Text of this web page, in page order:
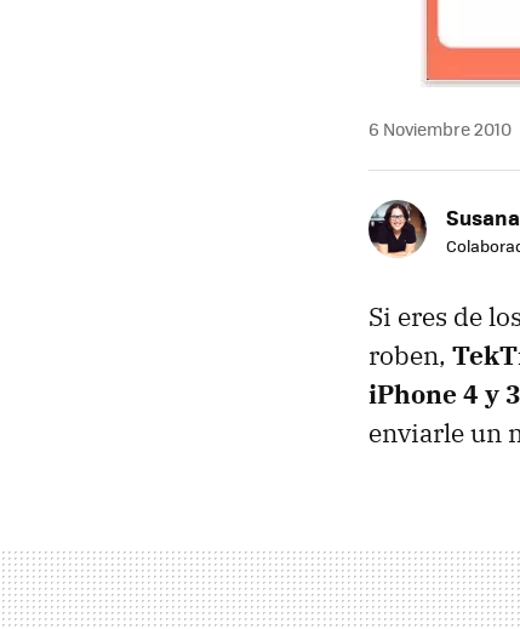
6 Noviembre 2010
Si eres de
roben,
iPhone 4 y
enviarle un